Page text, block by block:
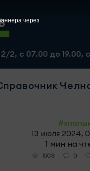
до 19.00, смена -
13 июля 2024,
1 мин на
1503 0
через